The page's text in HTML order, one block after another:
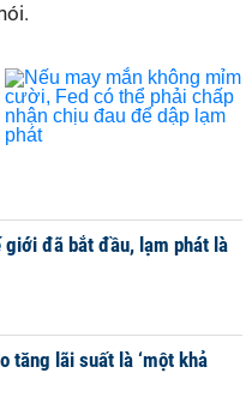
đã bắt đầu, lạm phát là
tăng lãi suất là ‘một khả